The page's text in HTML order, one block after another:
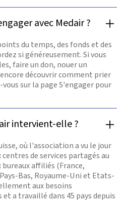
avec Medair ?
du temps, des fonds et des
si généreusement. Si vous
faire un don, nouer un
découvrir comment prier
sur la page S'engager pour
intervient-elle ?
où l'association a vu le jour
centres de services partagés au
bureaux affiliés (France,
Bas, Royaume-Uni et Etats-
aux besoins
a travaillé dans 45 pays depuis